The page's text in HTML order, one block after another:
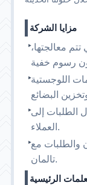
مزايا الشركة
معالجتها،
اللوجستية
الطلبات إلى
العملاء.
والطلبات مع
تالمان.
الرئيسية